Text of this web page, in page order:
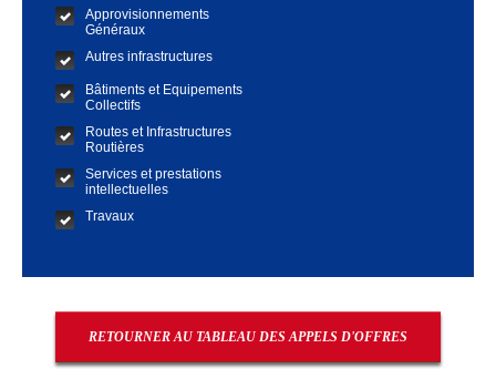
Approvisionnements
Généraux
Autres infrastructures
Bâtiments et Equipements
Collectifs
Routes et Infrastructures
Routières
Services et prestations
intellectuelles
Travaux
RETOURNER AU TABLEAU DES APPELS D'OFFRES